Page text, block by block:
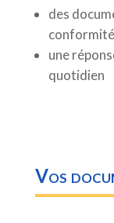
des
une
quotidien
Vos